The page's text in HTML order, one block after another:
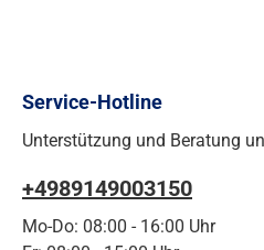
Service-Hotline
Unterstützung und Beratung
+4989149003150
Mo-Do: 08:00 - 16:00 Uhr